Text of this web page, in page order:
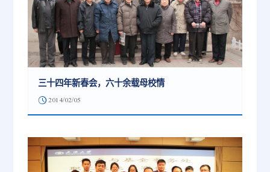
三十四年新春会，六十余载母校情
2014/02/05